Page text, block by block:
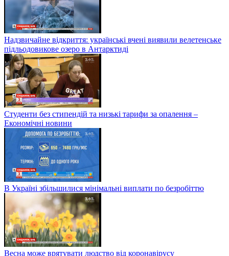
Надзвичайне відкриття: українські вчені виявили велетенське
підльодовикове озеро в Антарктиді
Студенти без стипендій та низькі тарифи за опалення –
Економічні новини
В Україні збільшилися мінімальні виплати по безробіттю
Весна може врятувати людство від коронавірусу